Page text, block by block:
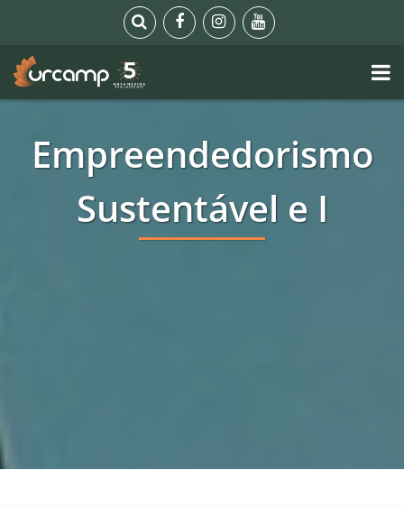
Empreendedorismo
Sustentável e I